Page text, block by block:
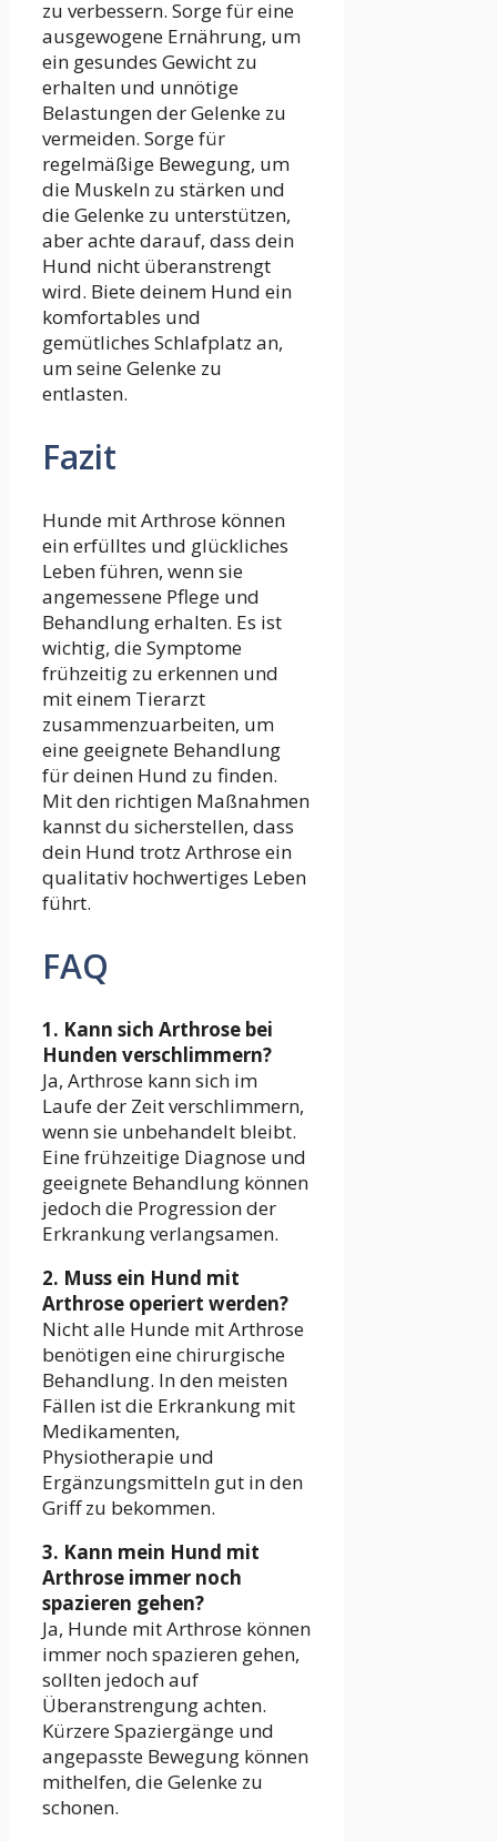
zu verbessern. Sorge für eine
ausgewogene Ernährung, um
ein gesundes Gewicht zu
erhalten und unnötige
Belastungen der Gelenke zu
vermeiden. Sorge für
regelmäßige Bewegung, um
die Muskeln zu stärken und
die Gelenke zu unterstützen,
aber achte darauf, dass dein
Hund nicht überanstrengt
wird. Biete deinem Hund ein
komfortables und
gemütliches Schlafplatz an,
um seine Gelenke zu
entlasten.
Fazit
Hunde mit Arthrose können
ein erfülltes und glückliches
Leben führen, wenn sie
angemessene Pflege und
Behandlung erhalten. Es ist
wichtig, die Symptome
frühzeitig zu erkennen und
mit einem Tierarzt
zusammenzuarbeiten, um
eine geeignete Behandlung
für deinen Hund zu finden.
Mit den richtigen Maßnahmen
kannst du sicherstellen, dass
dein Hund trotz Arthrose ein
qualitativ hochwertiges Leben
führt.
FAQ
1. Kann sich Arthrose bei
Hunden verschlimmern?
Ja, Arthrose kann sich im
Laufe der Zeit verschlimmern,
wenn sie unbehandelt bleibt.
Eine frühzeitige Diagnose und
geeignete Behandlung können
jedoch die Progression der
Erkrankung verlangsamen.
2. Muss ein Hund mit
Arthrose operiert werden?
Nicht alle Hunde mit Arthrose
benötigen eine chirurgische
Behandlung. In den meisten
Fällen ist die Erkrankung mit
Medikamenten,
Physiotherapie und
Ergänzungsmitteln gut in den
Griff zu bekommen.
3. Kann mein Hund mit
Arthrose immer noch
spazieren gehen?
Ja, Hunde mit Arthrose können
immer noch spazieren gehen,
sollten jedoch auf
Überanstrengung achten.
Kürzere Spaziergänge und
angepasste Bewegung können
mithelfen, die Gelenke zu
schonen.